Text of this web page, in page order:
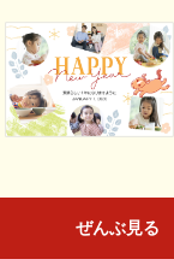
ぜんぶ見る